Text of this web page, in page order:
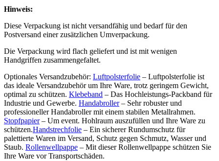
Hinweis:
Diese Verpackung ist nicht versandfähig und bedarf für den
Postversand einer zusätzlichen Umverpackung.
Die Verpackung wird flach geliefert und ist mit wenigen
Handgriffen zusammengefaltet.
Optionales Versandzubehör: Luftpolsterfolie – Luftpolsterfolie ist
das ideale Versandzubehör um Ihre Ware, trotz geringem Gewicht,
optimal zu schützen. Klebeband – Das Hochleistungs-Packband für
Industrie und Gewerbe. Handabroller– Sehr robuster und
professioneller Handabroller mit einem stabilen Metallrahmen.
Stopfpapier– Um event. Hohlraum auszufüllen und Ihre Ware zu
schützen.Handstrechfolie – Ein sicherer Rundumschutz für
palettierte Waren im Versand, Schutz gegen Schmutz, Wasser und
Staub. Rollenwellpappe – Mit dieser Rollenwellpappe schützen Sie
Ihre Ware vor Transportschäden.